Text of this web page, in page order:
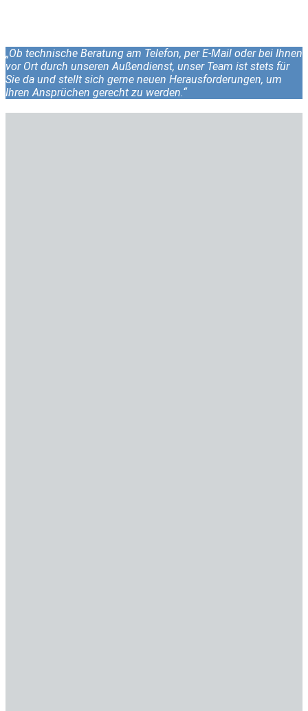
„Ob technische Beratung am Telefon, per E-Mail oder bei Ihnen
vor Ort durch unseren Außendienst, unser Team ist stets für
Sie da und stellt sich gerne neuen Herausforderungen, um
Ihren Ansprüchen gerecht zu werden.“